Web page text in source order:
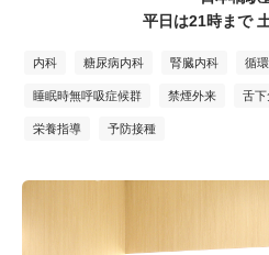
平日は21時まで
内科 糖尿病内科 腎臓内科 循
睡眠時無呼吸症候群 禁煙外来 舌下
栄養指導 予防接種